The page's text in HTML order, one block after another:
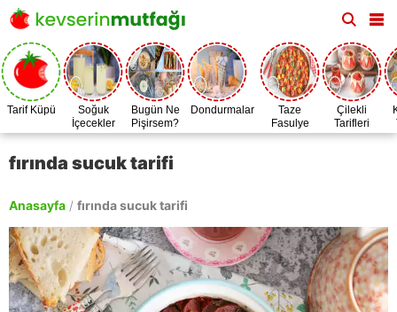
Tarif Küpü
Soğuk
İçecekler
Bugün Ne
Pişirsem?
Dondurmalar
Taze
Fasulye
Zamanı
Çilekli
Tarifleri
fırında sucuk tarifi
Anasayfa / fırında sucuk tarifi